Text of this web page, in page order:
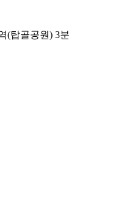
(탑골공원) 3분